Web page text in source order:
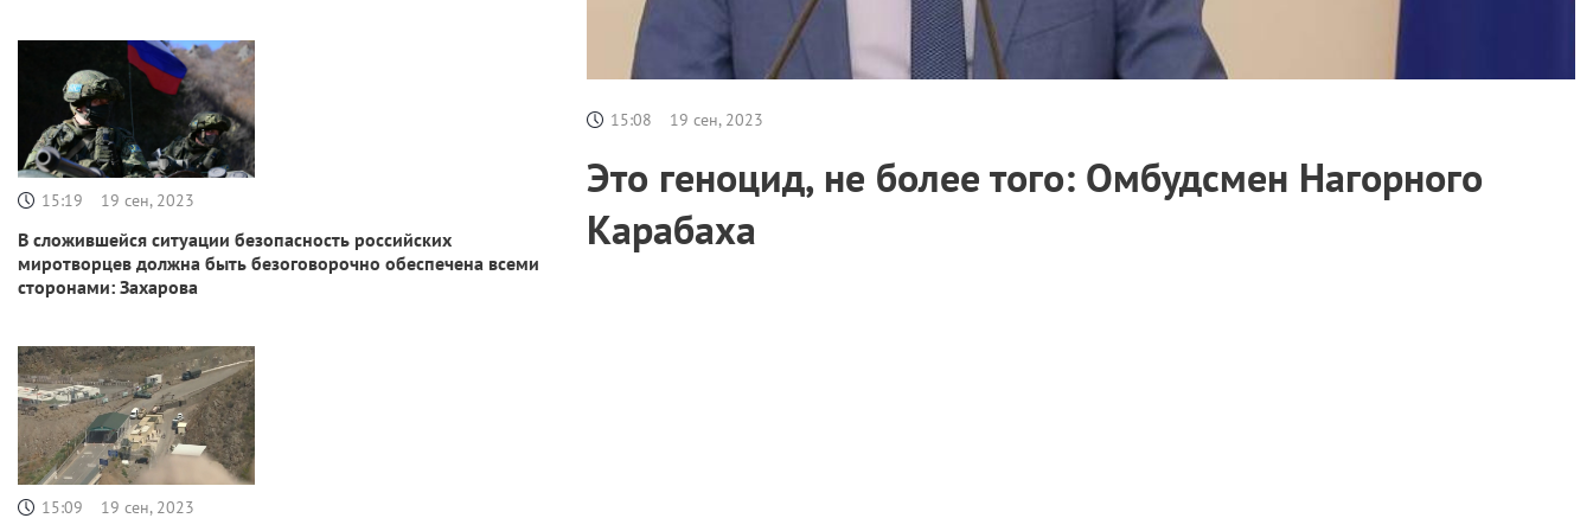
15:19 19 сен, 2023
В сложившейся ситуации безопасность российских
миротворцев должна быть безоговорочно обеспечена всеми
сторонами: Захарова
15:09 19 сен, 2023
15:08 19 сен, 2023
Это геноцид, не более того: Омбудсмен Нагорного
Карабаха